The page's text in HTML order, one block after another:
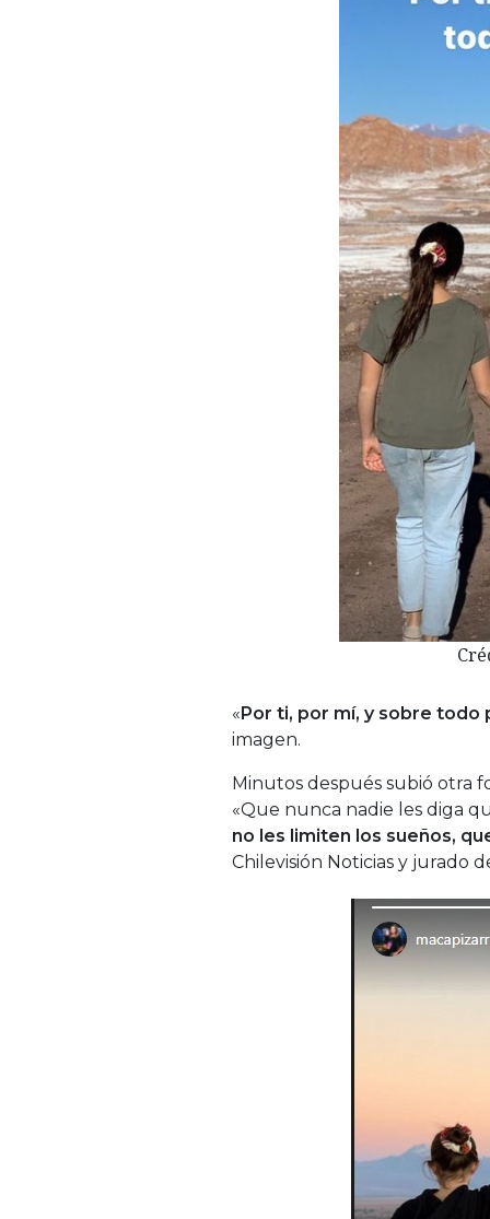
«Por ti, por mí, y sobre todo
imagen.
Minutos después subió otra
«Que nunca nadie les diga
no les limiten los sueños,
Chilevisión Noticias y jurado